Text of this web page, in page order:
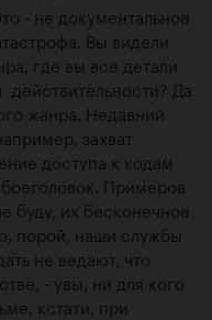
- не документальное
Вы видели
где вы все детали
действительности? Да
жанра. Недавний
захват
доступа к кодам
Примеров
буду, их бесконечное
порой, наши службы
не ведают, что
- увы, ни для кого
кстати, при